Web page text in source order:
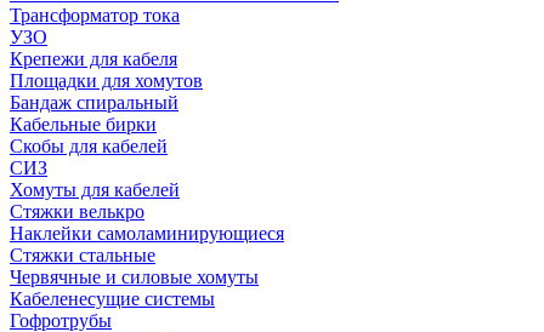
Трансформатор тока
УЗО
Крепежи для кабеля
Площадки для хомутов
Бандаж спиральный
Кабельные бирки
Cкобы для кабелей
СИЗ
Хомуты для кабелей
Стяжки велькро
Наклейки самоламинирующиеся
Стяжки стальные
Червячные и силовые хомуты
Кабеленесущие системы
Гофротрубы